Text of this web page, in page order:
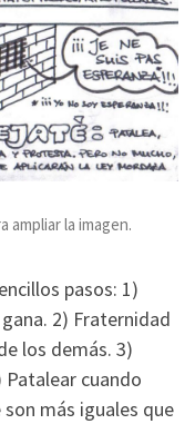
ampliar la imagen.
pasos: 1)
2) Fraternidad
los demás. 3)
cuando
más iguales que